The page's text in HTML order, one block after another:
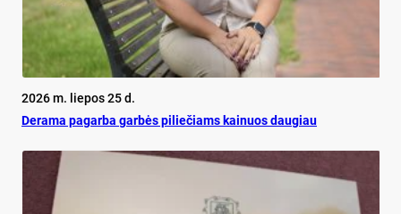
2026 m. liepos 25 d.
De­ra­ma pa­gar­ba gar­bės pi­lie­čiams kai­nuos dau­giau